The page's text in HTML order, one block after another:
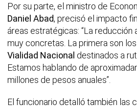
Por su parte, el ministro de
Daniel Abad, precisó el impacto
áreas estratégicas: “La reducción
muy concretas. La primera son
Vialidad Nacional destinados a
Estamos hablando de
millones de pesos anuales”.
El funcionario detalló también las